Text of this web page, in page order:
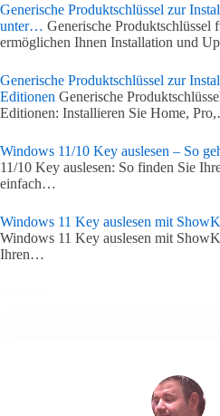
Generische Produktschlüssel zur
unter… Generische Produktschlüssel
ermöglichen Ihnen Installation und
Generische Produktschlüssel zur
Editionen Generische
Editionen: Installieren Sie Home,
Windows 11/10 Key auslesen – So
11/10 Key auslesen: So finden Sie
einfach…
Windows 11 Key auslesen mit
Windows 11 Key auslesen mit
Ihren…